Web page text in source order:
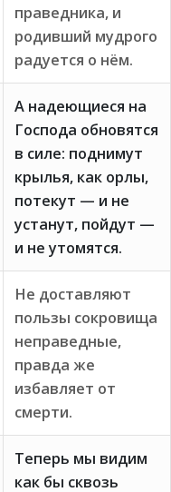
праведника, и
родивший мудрого
радуется о нём.
А надеющиеся на
Господа обновятся
в силе: поднимут
крылья, как орлы,
потекут — и не
устанут, пойдут —
и не утомятся.
Не доставляют
пользы сокровища
неправедные,
правда же
избавляет от
смерти.
Теперь мы видим
как бы сквозь